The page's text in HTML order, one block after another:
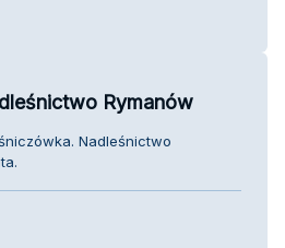
Rymanów
Nadleśnictwo